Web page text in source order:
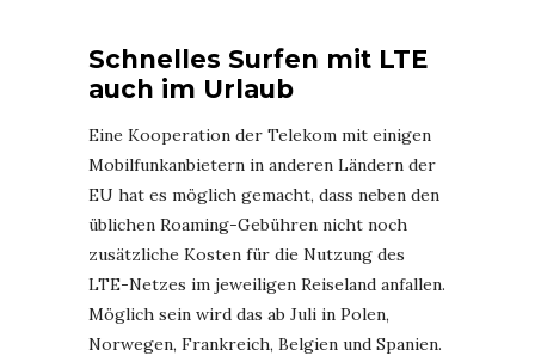
Schnelles Surfen mit LTE
auch im Urlaub
Eine Kooperation der Telekom mit einigen
Mobilfunkanbietern in anderen Ländern der
EU hat es möglich gemacht, dass neben den
üblichen Roaming-Gebühren nicht noch
zusätzliche Kosten für die Nutzung des
LTE-Netzes im jeweiligen Reiseland anfallen.
Möglich sein wird das ab Juli in Polen,
Norwegen, Frankreich, Belgien und Spanien.